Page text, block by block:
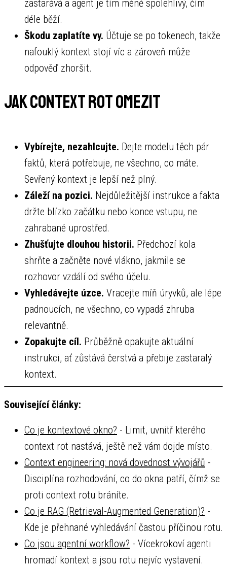
zastarává a agent je tím méně spolehlivý, čím
déle běží.
Škodu zaplatíte vy. Účtuje se po tokenech, takže
nafouklý kontext stojí víc a zároveň může
odpověď zhoršit.
Jak context rot omezit
Vybírejte, nezahlcujte. Dejte modelu těch pár
faktů, která potřebuje, ne všechno, co máte.
Sevřený kontext je lepší než plný.
Záleží na pozici. Nejdůležitější instrukce a fakta
držte blízko začátku nebo konce vstupu, ne
zahrabané uprostřed.
Zhušťujte dlouhou historii. Předchozí kola
shrňte a začněte nové vlákno, jakmile se
rozhovor vzdálí od svého účelu.
Vyhledávejte úzce. Vracejte míň úryvků, ale lépe
padnoucích, ne všechno, co vypadá zhruba
relevantně.
Zopakujte cíl. Průběžně opakujte aktuální
instrukci, ať zůstává čerstvá a přebije zastaralý
kontext.
Související články:
Co je kontextové okno? - Limit, uvnitř kterého
context rot nastává, ještě než vám dojde místo.
Context engineering: nová dovednost vývojářů -
Disciplína rozhodování, co do okna patří, čímž se
proti context rotu bráníte.
Co je RAG (Retrieval-Augmented Generation)? -
Kde je přehnané vyhledávání častou příčinou rotu.
Co jsou agentní workflow? - Vícekrokoví agenti
hromadí kontext a jsou rotu nejvíc vystavení.